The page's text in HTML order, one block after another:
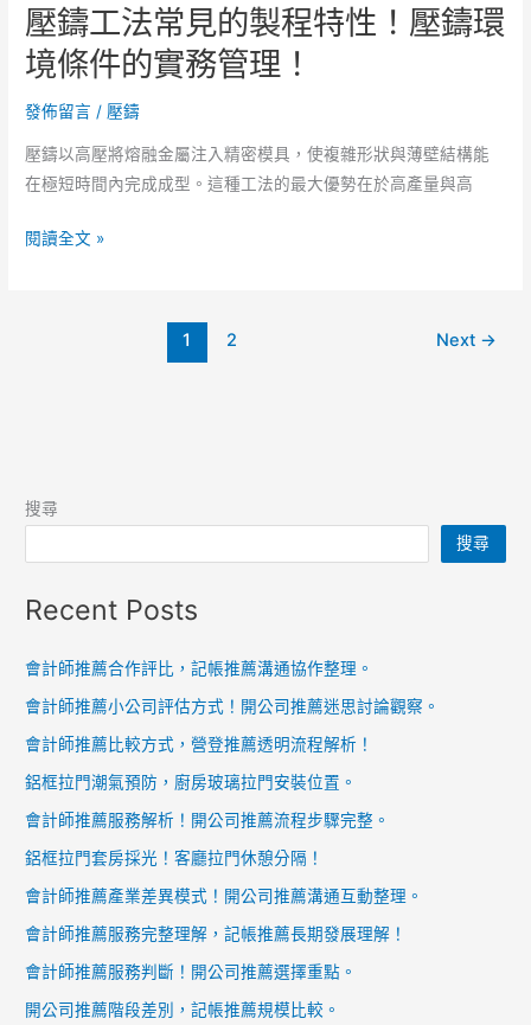
處
理
的
細
節
管
具
設
計
與
射
速
壓
的
壓鑄工法常見的製程特性！壓鑄環
境條件的實務管理！
發佈留言 / 壓鑄
壓鑄以高壓將熔融金屬注入精密模具，使複雜形狀與薄壁結構能
在極短時間內完成成型。這種工法的最大優勢在於高產量與高
壓
特
壓
環
條
件
的
實
管
理！
閱讀全文 »
1 2 Next →
搜尋
搜尋
Recent Posts
會計師推薦合作評比，記帳推薦溝通協作整理。
會計師推薦小公司評估方式！開公司推薦迷思討論觀察。
會計師推薦比較方式，營登推薦透明流程解析！
鋁框拉門潮氣預防，廚房玻璃拉門安裝位置。
會計師推薦服務解析！開公司推薦流程步驟完整。
鋁框拉門套房採光！客廳拉門休憩分隔！
會計師推薦產業差異模式！開公司推薦溝通互動整理。
會計師推薦服務完整理解，記帳推薦長期發展理解！
會計師推薦服務判斷！開公司推薦選擇重點。
開公司推薦階段差別，記帳推薦規模比較。